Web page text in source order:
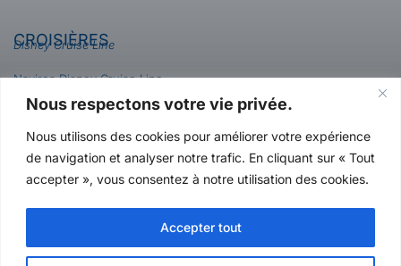
Nous respectons votre vie privée.
Nous utilisons des cookies pour améliorer votre expérience
de navigation et analyser notre trafic. En cliquant sur « Tout
accepter », vous consentez à notre utilisation des cookies.
Accepter tout
CROISIÈRES
Disney Cruise Line
Navires Disney Cruise Line
UNIVERSAL
Epic Universe
Universal Orlando Resort
Universal Studios Hollywood